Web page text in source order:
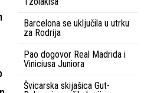
Barcelona se uključila u utrku
za Rodrija
Pao dogovor Real Madrida i
Viniciusa Juniora
Švicarska skijašica Gut-